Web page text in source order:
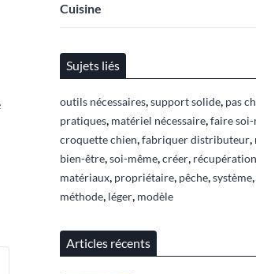
Cuisine
Sujets liés
outils nécessaires,support solide, pas
pratiques, matériel nécessaire,faire soi-
croquette chien,fabriquer distributeur,
bien-être,soi-même,créer, récupération
matériaux, propriétaire, pêche,système,
méthode, léger, modèle
Articles récents